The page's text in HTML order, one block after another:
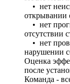
• нет
открывании
• нет
отсутствии
• нет
нарушении
Оценка
после
Команда -